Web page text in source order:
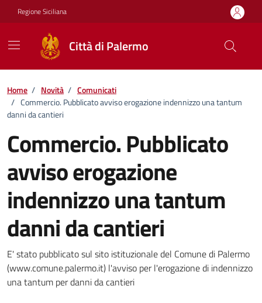
Vai ai contenuti
Vai al footer
Regione Siciliana
Città di Palermo
Home / Novità / Comunicati
/ Commercio. Pubblicato avviso erogazione indennizzo una tantum
danni da cantieri
Commercio. Pubblicato
avviso erogazione
indennizzo una tantum
danni da cantieri
Dettagli della notizia
E' stato pubblicato sul sito istituzionale del Comune di Palermo
(www.comune.palermo.it) l'avviso per l'erogazione di indennizzo
una tantum per danni da cantieri